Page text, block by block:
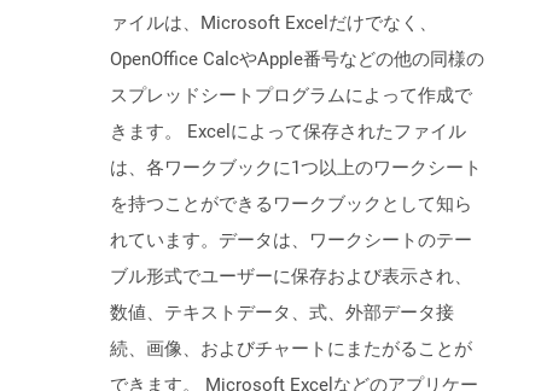
ァイルは、Microsoft Excelだけでなく、
OpenOffice CalcやApple番号などの他の同様の
スプレッドシートプログラムによって作成で
きます。 Excelによって保存されたファイル
は、各ワークブックに1つ以上のワークシート
を持つことができるワークブックとして知ら
れています。データは、ワークシートのテー
ブル形式でユーザーに保存および表示され、
数値、テキストデータ、式、外部データ接
続、画像、およびチャートにまたがることが
できます。 Microsoft Excelなどのアプリケー